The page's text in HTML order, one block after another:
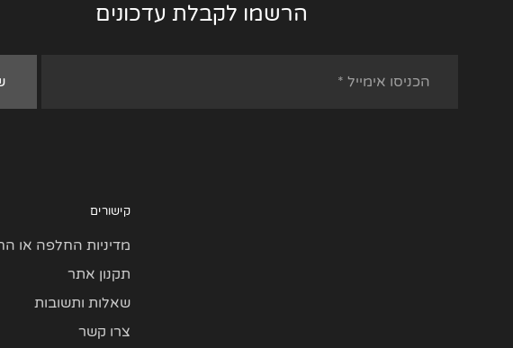
הרשמו לקבלת עדכונים
קישורים
מדיניות החלפה או
תקנון אתר
שאלות ותשובות
צרו קשר